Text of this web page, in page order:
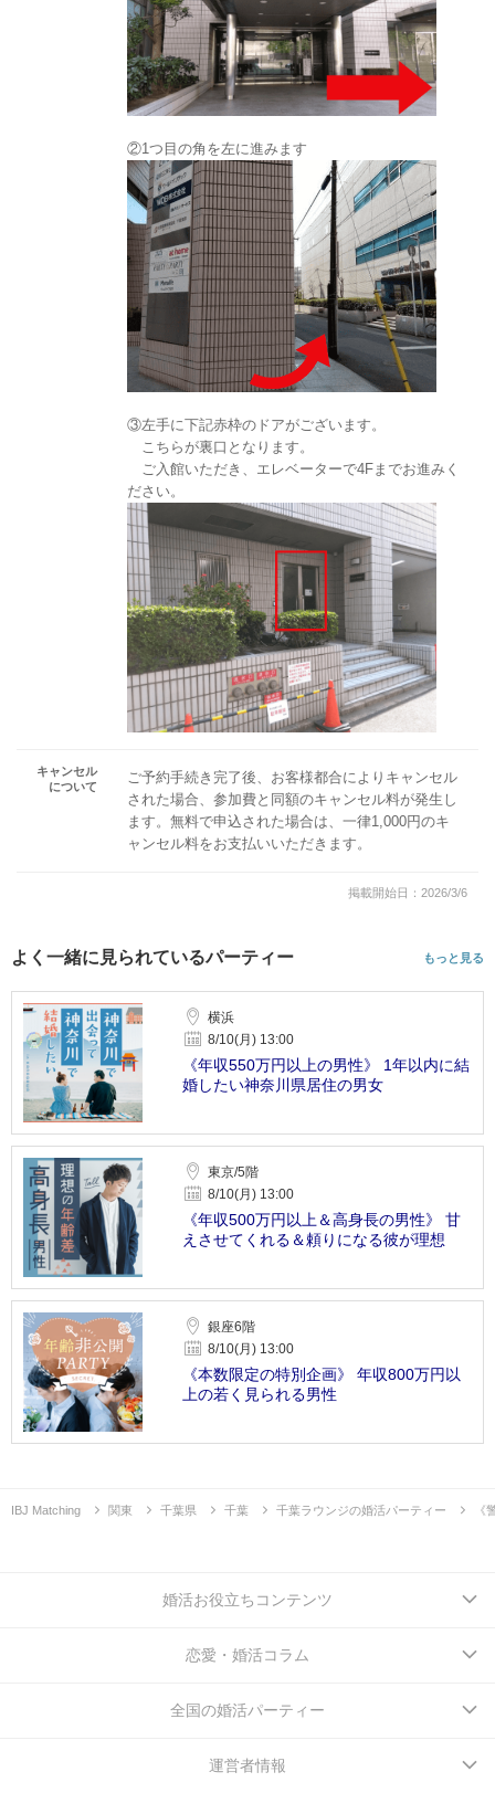
②1つ目の角を左に進みます
③左手に下記赤枠のドアがございます。
こちらが裏口となります。
ご入館いただき、エレベーターで4Fまでお進みく
ださい。
キャンセル
について
ご予約手続き完了後、お客様都合によりキャンセル
された場合、参加費と同額のキャンセル料が発生し
ます。無料で申込された場合は、一律1,000円のキ
ャンセル料をお支払いいただきます。
掲載開始日：2026/3/6
よく一緒に見られているパーティー もっと見る
横浜
8/10(月) 13:00
《年収550万円以上の男性》 1年以内に結
婚したい神奈川県居住の男女
東京/5階
8/10(月) 13:00
《年収500万円以上＆高身長の男性》 甘
えさせてくれる＆頼りになる彼が理想
銀座6階
8/10(月) 13:00
《本数限定の特別企画》 年収800万円以
上の若く見られる男性
IBJ Matching 関東 千葉県 千葉 千葉ラウンジの婚活パーティー 《
婚活お役立ちコンテンツ
恋愛・婚活コラム
全国の婚活パーティー
運営者情報